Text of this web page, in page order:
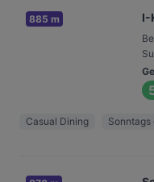
885 m I-
Casual Dining